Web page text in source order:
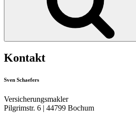
Kontakt
Sven Schaefers
Versicherungsmakler
Pilgrimstr. 6 | 44799 Bochum